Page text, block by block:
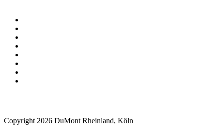
Copyright 2026 DuMont Rheinland, Köln